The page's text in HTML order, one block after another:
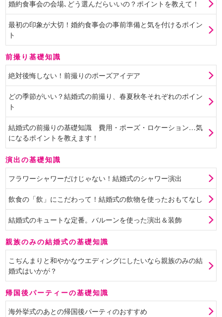
婚約食事会の会場､どう選んだらいいの？ポイントを教えて！
最初の印象が大切！婚約食事会の事前準備と気を付けるポイン
ト
前撮り基礎知識
絶対後悔しない！前撮りのポーズアイデア
どの季節がいい？結婚式の前撮り、春夏秋冬それぞれのポイン
ト
結婚式の前撮りの基礎知識 費用・ポーズ・ロケーション…気
になるポイントを教えます！
演出の基礎知識
フラワーシャワーだけじゃない！結婚式のシャワー演出
飲食の「飲」にこだわって！結婚式の飲物を使ったおもてなし
結婚式のキュートな定番。バルーンを使った演出＆装飾
親族のみの結婚式の基礎知識
こぢんまりと和やかなウエディングにしたいなら親族のみの結
婚式はいかが？
帰国後パーティーの基礎知識
海外挙式のあとの帰国後パーティのおすすめ